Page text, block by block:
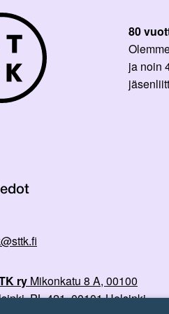
80
ja noin
ry Mikonkatu 8 A, 00100
PL 421, 00101 Helsinki